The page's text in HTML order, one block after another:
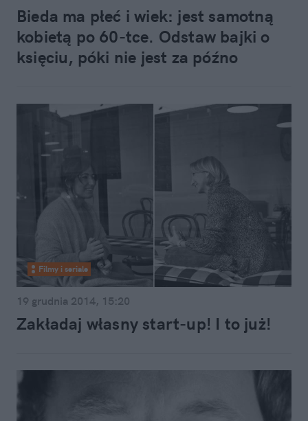
Bieda ma płeć i wiek: jest samotną
kobietą po 60-tce. Odstaw bajki o
księciu, póki nie jest za późno
Filmy i seriale
19 grudnia 2014, 15:20
Zakładaj własny start-up! I to już!